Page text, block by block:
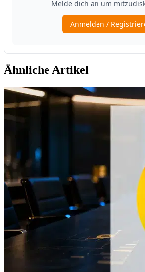
Ähnliche Artikel